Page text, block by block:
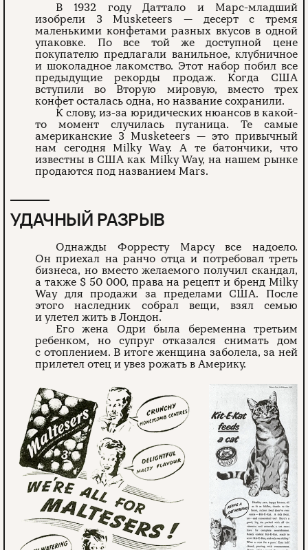
В 1932 году Даттало и Марс-младший
изобрели 3 Musketeers —
десерт с тремя
маленькими конфетами разных вкусов в одной
упаковке. По все той же доступной цене
покупателю предлагали ванильное, клубничное
и шоколадное лакомство. Этот набор побил все
предыдущие рекорды продаж. Когда США
вступили во Вторую мировую, вместо трех
конфет осталась одна, но название сохранили.
К слову, из-за юридических нюансов в какой-
то момент случилась путаница. Те самые
американские 3 Musketeers — это привычный
нам сегодня Milky Way. А те батончики, что
известны в США как Milky Way, на нашем рынке
продаются под названием Mars.
УДАЧНЫЙ РАЗРЫВ
Однажды Форресту Марсу все надоело.
Он приехал на ранчо отца и потребовал треть
бизнеса, но вместо желаемого получил скандал,
а также $ 50 000, права на рецепт и бренд Milky
Way для продажи за пределами США. После
этого наследник собрал вещи, взял семью
и улетел жить в Лондон.
Его жена Одри была беременна третьим
ребенком, но супруг отказался снимать дом
с отоплением. В итоге женщина заболела, за ней
прилетел отец и увез рожать в Америку.